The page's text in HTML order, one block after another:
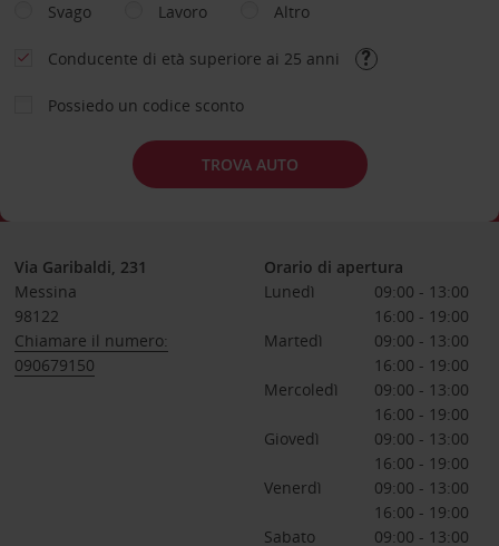
Svago
Lavoro Altro
Conducente di età superiore ai 25 anni
Possiedo un codice sconto
TROVA AUTO
Via Garibaldi, 231
Messina
98122
Chiamare il numero:
090679150
Orario di apertura
Lunedì
09:00 - 13:00
16:00 - 19:00
Martedì
09:00 - 13:00
16:00 - 19:00
Mercoledì
09:00 - 13:00
16:00 - 19:00
Giovedì
09:00 - 13:00
16:00 - 19:00
Venerdì
09:00 - 13:00
16:00 - 19:00
Sabato
09:00 - 13:00